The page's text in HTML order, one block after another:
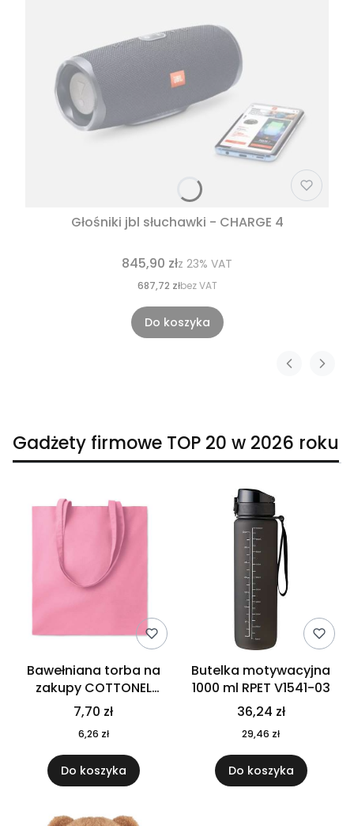
Głośniki jbl słuchawki - CHARGE 4
845,90 złz 23% VAT
687,72 złbez VAT
Do koszyka
Gadżety firmowe TOP 20 w 2026 roku
Bawełniana torba na
zakupy COTTONEL
COLOUR++ MO9846-11
7,70 zł
6,26 zł
Do koszyka
Butelka motywacyjna
1000 ml RPET V1541-03
36,24 zł
29,46 zł
Do koszyka